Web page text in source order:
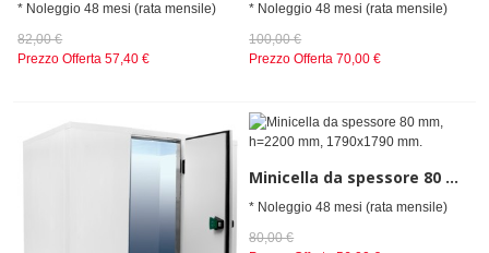
* Noleggio 48 mesi (rata mensile)
82,00 €
Prezzo Offerta 57,40 €
* Noleggio 48 mesi (rata mensile)
100,00 €
Prezzo Offerta 70,00 €
Minicella da spessore 80 mm, h=2200 mm, 1790x1790 mm.
* Noleggio 48 mesi (rata mensile)
80,00 €